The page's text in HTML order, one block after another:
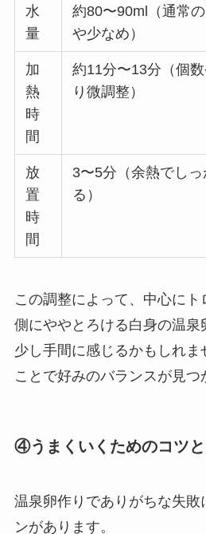
水
量
約80〜90ml（通常
や少なめ）
加
熱
時
間
約11分〜13分（個
り微調整）
放
置
時
間
3〜5分（余熱でし
る）
この調整によって、中心に
側にややとろける白身の温泉
少し手間に感じるかもしれま
ことで好みのバランスが見つ
④うまくいくためのコツ
温泉卵作りでありがちな失敗
ンがあります。